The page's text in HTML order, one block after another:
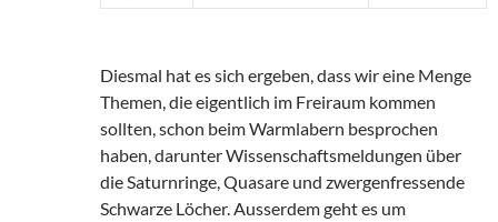
Diesmal hat es sich ergeben, dass wir eine Menge
Themen, die eigentlich im Freiraum kommen
sollten, schon beim Warmlabern besprochen
haben, darunter Wissenschaftsmeldungen über
die Saturnringe, Quasare und zwergenfressende
Schwarze Löcher. Ausserdem geht es um